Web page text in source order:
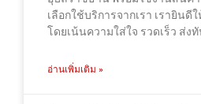
เลือกใช้บริการจากเรา เรายิน
โดยเน้นความใส่ใจ รวดเร็ว ส่ง
อ่านเพิ่มเติม »